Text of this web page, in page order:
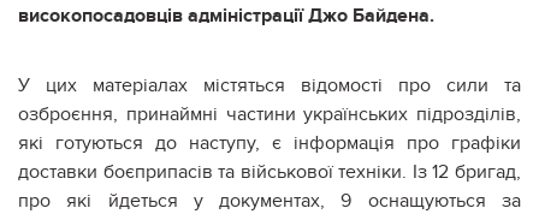
високопосадовців адміністрації Джо Байдена.
У цих матеріалах містяться відомості про сили та
озброєння, принаймні частини українських підрозділів,
які готуються до наступу, є інформація про графіки
доставки боєприпасів та військової техніки. Із 12 бригад,
про які йдеться у документах, 9 оснащуються за